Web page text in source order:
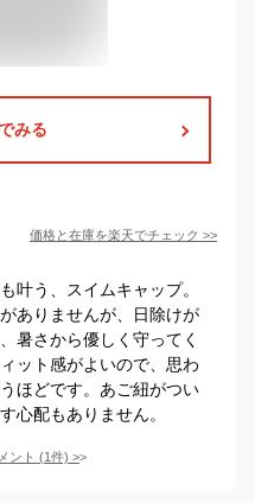
みる
価格と在庫を楽天でチェック >>
叶う、スイムキャップ。
ありませんが、日除けが
暑さから優しく守ってく
ット感がよいので、思わ
ほどです。あご紐がつい
心配もありません。
ント (1件) >